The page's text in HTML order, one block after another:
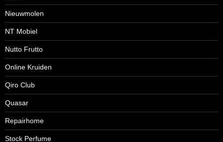
Nieuwmolen
NT Mobiel
Nutto Frutto
Online Kruiden
Qiro Club
Quasar
Repairhome
Stock Perfume